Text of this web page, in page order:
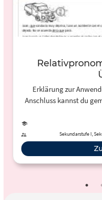
Erklärung zur
Anschluss kannst du
Sekundarstufe I,